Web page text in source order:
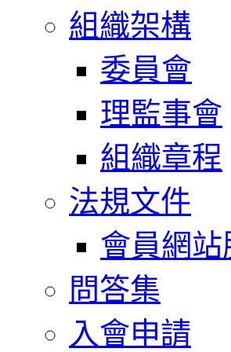
組織架構
委員會
理監事會
組織章程
法規文件
會員網
問答集
入會申請